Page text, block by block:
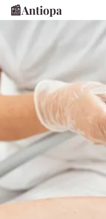
📰Antiopa